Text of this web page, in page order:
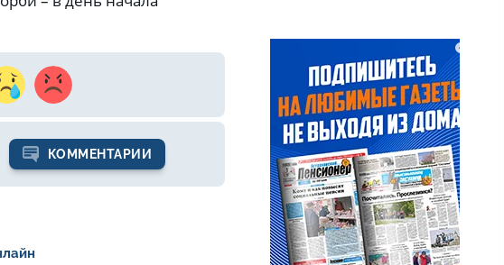
КОММЕНТАРИИ